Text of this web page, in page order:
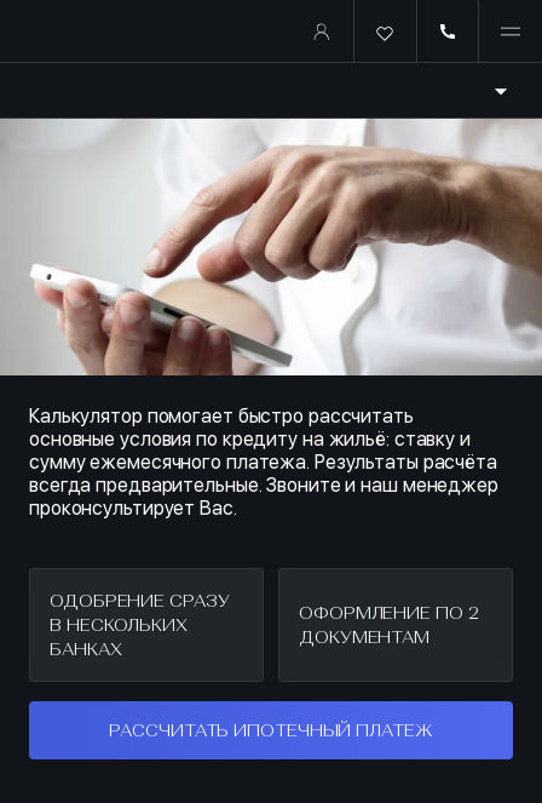
Купить квартиру в ипотеку
Калькулятор помогает быстро рассчитать
основные условия по кредиту на жильё: ставку и
сумму ежемесячного платежа. Результаты расчёта
всегда предварительные. Звоните и наш менеджер
проконсультирует Вас.
ОДОБРЕНИЕ СРАЗУ
В НЕСКОЛЬКИХ
БАНКАХ
ОФОРМЛЕНИЕ ПО 2
ДОКУМЕНТАМ
РАССЧИТАТЬ ИПОТЕЧНЫЙ ПЛАТЕЖ